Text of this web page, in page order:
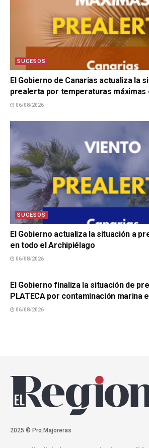
SUCESOS
El Gobierno de Canarias actualiza la
prealerta por temperaturas máximas
06/08/2026
SUCESOS
El Gobierno actualiza la situación a
en todo el Archipiélago
06/08/2026
El Gobierno finaliza la situación de
PLATECA por contaminación marina
06/08/2026
2025 © Pro.Majoreras